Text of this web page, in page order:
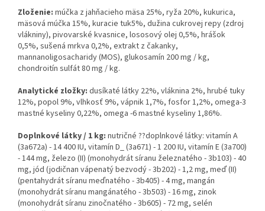
Zloženie: múčka z jahňacieho mäsa 25%, ryža 20%, kukurica,
mäsová múčka 15%, kuracie tuk5%, dužina cukrovej repy (zdroj
vlákniny), pivovarské kvasnice, lososový olej 0,5%, hrášok
0,5%, sušená mrkva 0,2%, extrakt z čakanky,
mannanoligosacharidy (MOS), glukosamín 200 mg / kg,
chondroitín sulfát 80 mg / kg.
Analytické zložky: dusíkaté látky 22%, vláknina 2%, hrubé tuky
12%, popol 9%, vlhkosť 9%, vápnik 1,7%, fosfor 1,2%, omega-3
mastné kyseliny 0,22%, omega -6 mastné kyseliny 1,86%.
Doplnkové látky / 1 kg: nutričné ??doplnkové látky: vitamín A
(3a672a) - 14 400 IU, vitamín D_ (3a671) - 1 200 IU, vitamín E (3a700)
- 144 mg, železo (II) (monohydrát síranu železnatého - 3b103) - 40
mg, jód (jodičnan vápenatý bezvodý - 3b202) - 1,2 mg, meď (II)
(pentahydrát síranu meďnatého - 3b405) - 4 mg, mangán
(monohydrát síranu mangánatého - 3b503) - 16 mg, zinok
(monohydrát síranu zinočnatého - 3b605) - 72 mg, selén